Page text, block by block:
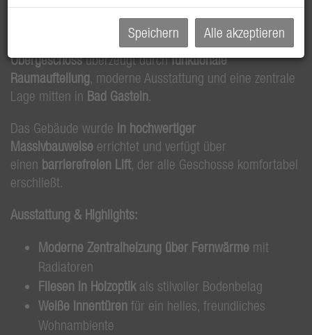
Wohnungoder fürMitarbeiter:innen.
Die angebotene EinheitTop 108 im 1.
Obergeschossüberzeugt durchfunktionale
Raumaufteilung, moderne Ausstattung und eine zentrale
Lage mitten in Bad Gastein.
Das Gebäude wurde in hochwertiger
Massivbauweise errichtet und verfügt über
einen barrierefreien Lift, der alle Geschosse komfortabel
erschließt.
Ausstattung & Highlights:
Moderne Zentralheizung über Fernwärme mit
Radiatoren
Fliesen in Holzoptikals stilvoller Bodenbelag
Weiße Innentüren für ein helles, freundliches
Wohnambiente
Speichern Alle akzeptieren